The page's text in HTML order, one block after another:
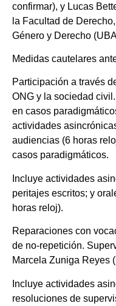
confirmar), y Lucas
la Facultad de
Género y Derecho
Medidas cautelares
Participación a través
ONG y la sociedad
en casos
actividades
audiencias (6 horas
casos paradigmáticos.
Incluye actividades
peritajes escritos; y
horas reloj).
Reparaciones con
de no-repetición.
Marcela Zuniga Reyes
Incluye actividades
resoluciones de